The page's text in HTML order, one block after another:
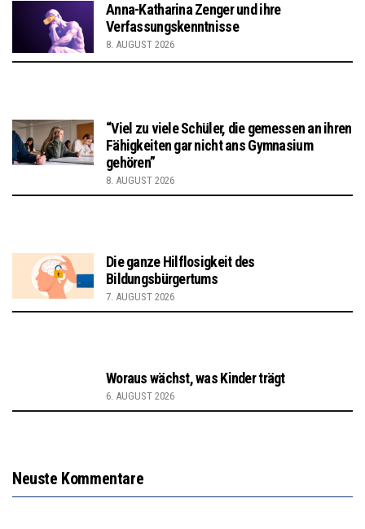
Anna-Katharina Zenger und ihre
Verfassungskenntnisse
8. AUGUST 2026
“Viel zu viele Schüler, die gemessen an ihren
Fähigkeiten gar nicht ans Gymnasium
gehören”
8. AUGUST 2026
Die ganze Hilflosigkeit des
Bildungsbürgertums
7. AUGUST 2026
Woraus wächst, was Kinder trägt
6. AUGUST 2026
Neuste Kommentare